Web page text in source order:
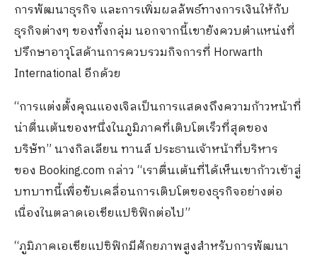
การพัฒนาธุรกิจ และการเพิ่มผลลัพธ์ทางการเงินให้กับ
ธุรกิจต่างๆ ของทั้งกลุ่ม นอกจากนี้เขายังควบตำแหน่งที่
ปรึกษาอาวุโสด้านการควบรวมกิจการที่ Horwarth
International อีกด้วย
“การแต่งตั้งคุณแองเจิลเป็นการแสดงถึงความก้าวหน้าที่
น่าตื่นเต้นของหนึ่งในภูมิภาคที่เติบโตเร็วที่สุดของ
บริษัท” นางกิลเลียน ทานส์ ประธานเจ้าหน้าที่บริหาร
ของ Booking.com กล่าว “เราตื่นเต้นที่ได้เห็นเขาก้าวเข้าสู่
บทบาทนี้เพื่อขับเคลื่อนการเติบโตของธุรกิจอย่างต่อ
เนื่องในตลาดเอเชียแปซิฟิกต่อไป”
“ภูมิภาคเอเชียแปซิฟิกมีศักยภาพสูงสำหรับการพัฒนา